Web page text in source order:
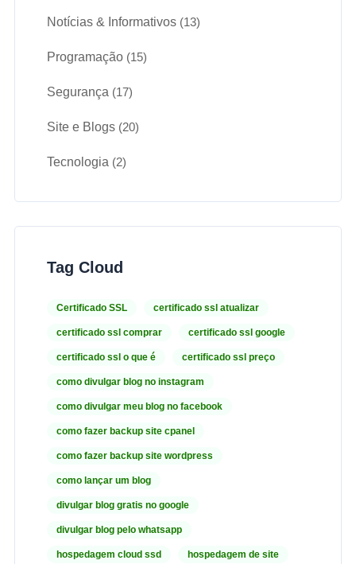
Notícias & Informativos (13)
Programação (15)
Segurança (17)
Site e Blogs (20)
Tecnologia (2)
Tag Cloud
Certificado SSL certificado ssl atualizar
certificado ssl comprar certificado ssl google
certificado ssl o que é certificado ssl preço
como divulgar blog no instagram
como divulgar meu blog no facebook
como fazer backup site cpanel
como fazer backup site wordpress
como lançar um blog
divulgar blog gratis no google
divulgar blog pelo whatsapp
hospedagem cloud ssd hospedagem de site